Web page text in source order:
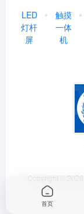
LED
灯杆
屏
触摸
一体
机
Copyright © 2026
首页